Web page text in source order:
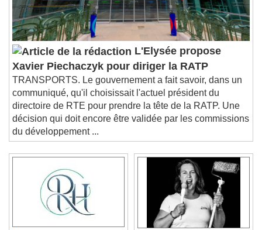
L'Elysée propose
Xavier Piechaczyk pour diriger la RATP
TRANSPORTS. Le gouvernement a fait savoir, dans un
communiqué, qu'il choisissait l'actuel président du
directoire de RTE pour prendre la tête de la RATP. Une
décision qui doit encore être validée par les commissions
du développement ...